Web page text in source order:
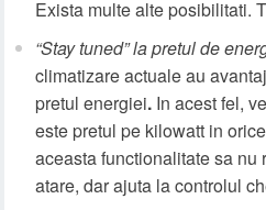
Exista multe alte posibilitati.
“Stay tuned” la pretul de
climatizare actuale au
pretul energiei. In acest fel,
este pretul pe kilowatt in
aceasta functionalitate sa
atare, dar ajuta la controlul